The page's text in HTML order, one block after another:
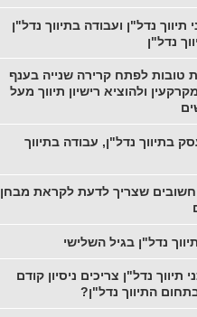
תיווך נדל"ן ועבודה בתיווך נדל"ן
נדל"ן
טובות לפתח קרירה שנייה בענף
ולהוציא רישיון תיווך מעל
בתיווך נדל"ן, עבודה בתיווך
חשובים שצריך לדעת לקראת מבחן
נדל"ן בגיל השלישי
תיווך נדל"ן צריכים ניסיון קודם
התיווך נדל"ן?